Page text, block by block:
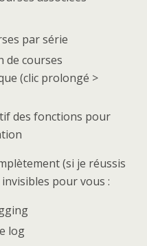
par série
de courses
(clic prolongé >
des fonctions pour
(si je réussis
pour vous :
log